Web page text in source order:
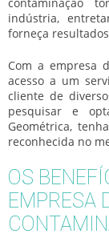
indústria,
forneça
Com a empresa
acesso a um
cliente de
pesquisar e
Geométrica,
reconhecida no
OS
EMPRESA